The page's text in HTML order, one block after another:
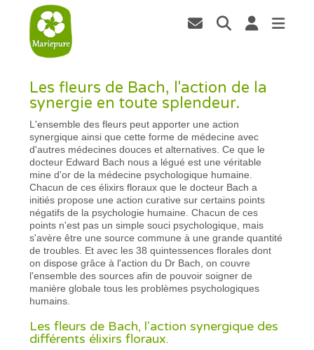
Les fleurs de Bach, l'action de la
synergie en toute splendeur.
L'ensemble des fleurs peut apporter une action
synergique ainsi que cette forme de médecine avec
d'autres médecines douces et alternatives. Ce que le
docteur Edward Bach nous a légué est une véritable
mine d'or de la médecine psychologique humaine.
Chacun de ces élixirs floraux que le docteur Bach a
initiés propose une action curative sur certains points
négatifs de la psychologie humaine. Chacun de ces
points n'est pas un simple souci psychologique, mais
s'avère être une source commune à une grande quantité
de troubles. Et avec les 38 quintessences florales dont
on dispose grâce à l'action du Dr Bach, on couvre
l'ensemble des sources afin de pouvoir soigner de
manière globale tous les problèmes psychologiques
humains.
Les fleurs de Bach, l'action synergique des
différents élixirs floraux.